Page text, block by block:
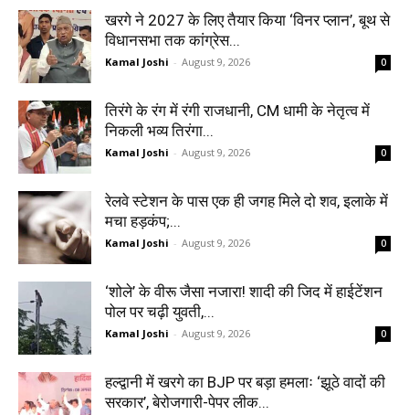
खरगे ने 2027 के लिए तैयार किया ‘विनर प्लान’, बूथ से
विधानसभा तक कांग्रेस...
Kamal Joshi - August 9, 2026 0
तिरंगे के रंग में रंगी राजधानी, CM धामी के नेतृत्व में
निकली भव्य तिरंगा...
Kamal Joshi - August 9, 2026 0
रेलवे स्टेशन के पास एक ही जगह मिले दो शव, इलाके में
मचा हड़कंप;...
Kamal Joshi - August 9, 2026 0
‘शोले’ के वीरू जैसा नजारा! शादी की जिद में हाईटेंशन
पोल पर चढ़ी युवती,...
Kamal Joshi - August 9, 2026 0
हल्द्वानी में खरगे का BJP पर बड़ा हमलाः ‘झूठे वादों की
सरकार’, बेरोजगारी-पेपर लीक...